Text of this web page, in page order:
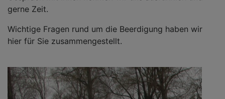
gerne Zeit.
Wichtige Fragen rund um die Beerdigung haben wir
hier für Sie zusammengestellt.